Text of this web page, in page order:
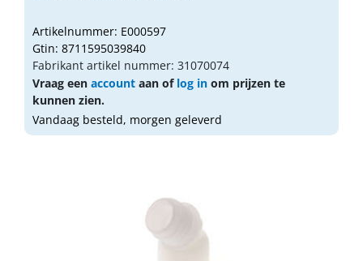
Artikelnummer: E000597
Gtin: 8711595039840
Fabrikant artikel nummer: 31070074
Vraag een account aan of log in om prijzen te
kunnen zien.
Vandaag besteld, morgen geleverd